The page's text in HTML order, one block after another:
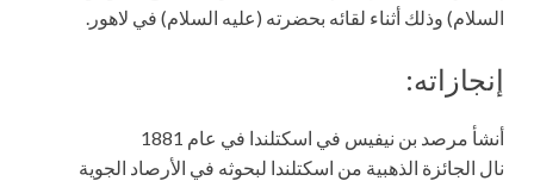
السلام) وذلك أثناء لقائه بحضرته (عليه السلام) في لاهور.
إنجازاته:
أنشأ مرصد بن نيفيس في اسكتلندا في عام 1881
نال الجائزة الذهبية من اسكتلندا لبحوثه في الأرصاد الجوية